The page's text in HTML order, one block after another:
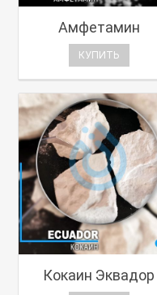
Амфетамин
КУПИТЬ
Кокаин Эквадор